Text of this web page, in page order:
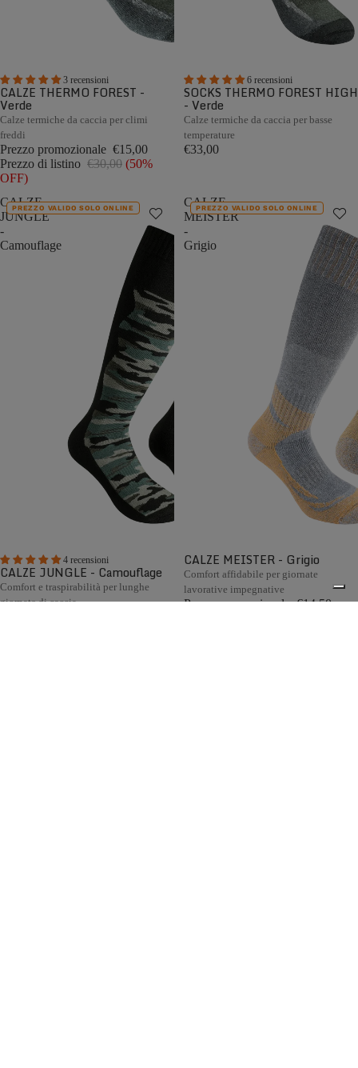
3 recensioni
CALZE THERMO FOREST -
Verde
Calze termiche da caccia per climi
freddi
Prezzo promozionale €15,00
Prezzo di listino €30,00 (50%
OFF)
6 recensioni
SOCKS THERMO FOREST HIGH
- Verde
Calze termiche da caccia per basse
temperature
€33,00
CALZE
JUNGLE
-
Camouflage
4 recensioni
PREZZO VALIDO SOLO ONLINE
CALZE JUNGLE - Camouflage
Comfort e traspirabilità per lunghe
giornate di caccia
CALZE
MEISTER
-
Grigio
PREZZO VALIDO SOLO ONLINE
CALZE MEISTER - Grigio
Comfort affidabile per giornate
lavorative impegnative
Prezzo promozionale €14,50